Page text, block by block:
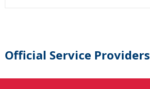
Official Service Providers